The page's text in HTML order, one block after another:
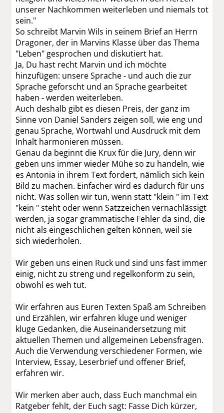
unserer Nachkommen weiterleben und niemals tot
sein."
So schreibt Marvin Wils in seinem Brief an Herrn
Dragoner, der in Marvins Klasse über das Thema
"Leben" gesprochen und diskutiert hat.
Ja, Du hast recht Marvin und ich möchte
hinzufügen: unsere Sprache - und auch die zur
Sprache geforscht und an Sprache gearbeitet
haben - werden weiterleben.
Auch deshalb gibt es diesen Preis, der ganz im
Sinne von Daniel Sanders zeigen soll, wie eng und
genau Sprache, Wortwahl und Ausdruck mit dem
Inhalt harmonieren müssen.
Genau da beginnt die Krux für die Jury, denn wir
geben uns immer wieder Mühe so zu handeln, wie
es Antonia in ihrem Text fordert, nämlich sich kein
Bild zu machen. Einfacher wird es dadurch für uns
nicht. Was sollen wir tun, wenn statt "klein " im Text
"kein " steht oder wenn Satzzeichen vernachlässigt
werden, ja sogar grammatische Fehler da sind, die
nicht als eingeschlichen gelten können, weil sie
sich wiederholen.
Wir geben uns einen Ruck und sind uns fast immer
einig, nicht zu streng und regelkonform zu sein,
obwohl es weh tut.
Wir erfahren aus Euren Texten Spaß am Schreiben
und Erzählen, wir erfahren kluge und weniger
kluge Gedanken, die Auseinandersetzung mit
aktuellen Themen und allgemeinen Lebensfragen.
Auch die Verwendung verschiedener Formen, wie
Interview, Essay, Leserbrief und offener Brief,
erfahren wir.
Wir merken aber auch, dass Euch manchmal ein
Ratgeber fehlt, der Euch sagt: Fasse Dich kürzer,